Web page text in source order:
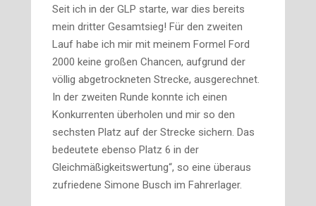
Seit ich in der GLP starte, war dies bereits
mein dritter Gesamtsieg! Für den zweiten
Lauf habe ich mir mit meinem Formel Ford
2000 keine großen Chancen, aufgrund der
völlig abgetrockneten Strecke, ausgerechnet.
In der zweiten Runde konnte ich einen
Konkurrenten überholen und mir so den
sechsten Platz auf der Strecke sichern. Das
bedeutete ebenso Platz 6 in der
Gleichmäßigkeitswertung“, so eine überaus
zufriedene Simone Busch im Fahrerlager.